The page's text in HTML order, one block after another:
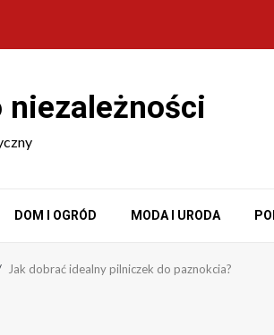
niezależności
DOM I OGRÓD MODA I URODA
Jak dobrać idealny pilniczek do paznokcia?